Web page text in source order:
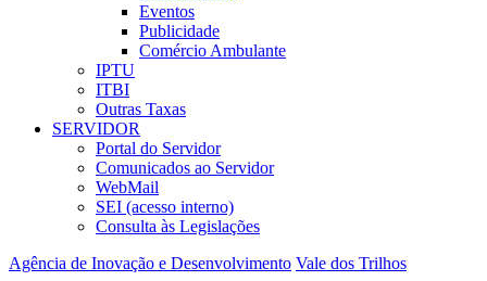
Eventos
Publicidade
Comércio Ambulante
IPTU
ITBI
Outras Taxas
SERVIDOR
Portal do Servidor
Comunicados ao Servidor
WebMail
SEI (acesso interno)
Consulta às Legislações
Agência de Inovação e Desenvolvimento Vale dos Trilhos